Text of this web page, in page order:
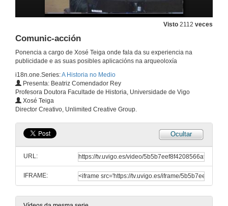
Visto 2112 veces
Comunic-acción
Ponencia a cargo de Xosé Teiga onde fala da su experiencia na
publicidade e as suas posibles aplicacións na arqueoloxía
i18n.one.Series:A Historia no Medio
Presenta: Beatriz Comendador Rey
Profesora Doutora Facultade de Historia, Universidade de Vigo
Xosé Teiga
Director Creativo, Unlimited Creative Group.
Ocultar
URL:
IFRAME:
Presentación de Anxeles López Lozano
4 de abr. de 2013
A protección e transferencia do coñecemento en ciencias humanas.Turno de preguntas
4 de abr. de 2013
Presentación de Xosé Teiga